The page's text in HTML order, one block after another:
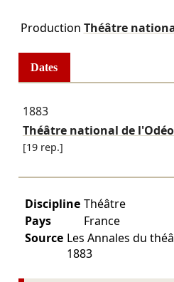
Production Théâtre
Dates
1883
Théâtre national de
[19 rep.]
Discipline Théâtre
Pays
France
Source Les Annales du
1883